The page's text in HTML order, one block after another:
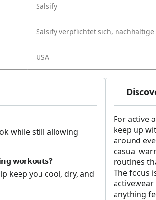
Salsify
Salsify verpflichtet sich,
USA
while still allowing
workouts?
keep you cool, dry, and
For active
keep up
around
casual
routines
The focus
anything